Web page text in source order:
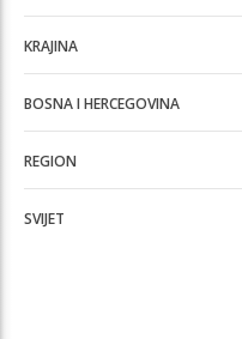
KRAJINA
BOSNA I HERCEGOVINA
REGION
SVIJET